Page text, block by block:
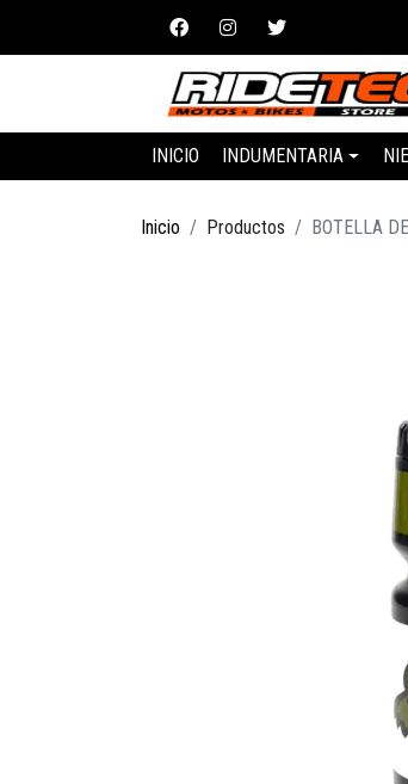
INICIO INDUMENTARIA
Inicio Productos BOTELLA